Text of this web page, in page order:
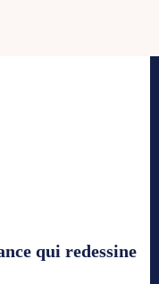
qui redessine